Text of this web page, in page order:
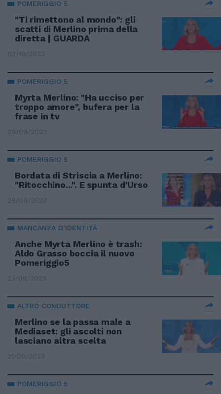
POMERIGGIO 5
"Ti rimettono al mondo": gli
scatti di Merlino prima della
diretta | GUARDA
02/10/2023
POMERIGGIO 5
Myrta Merlino: "Ha ucciso per
troppo amore", bufera per la
frase in tv
29/09/2023
POMERIGGIO 5
Bordata di Striscia a Merlino:
"Ritocchino...". E spunta d'Urso
28/09/2023
MANCANZA D’IDENTITÀ
Anche Myrta Merlino è trash:
Aldo Grasso boccia il nuovo
Pomeriggio5
23/09/2023
ALTRO CONDUTTORE
Merlino se la passa male a
Mediaset: gli ascolti non
lasciano altra scelta
21/09/2023
POMERIGGIO 5